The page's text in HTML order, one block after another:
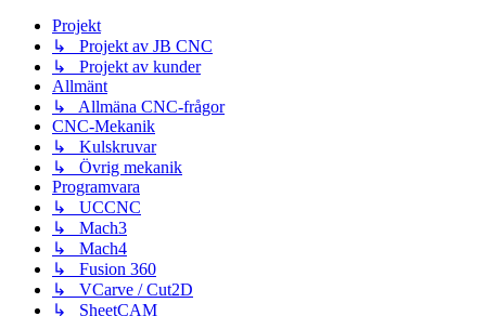
Projekt
↳ Projekt av JB CNC
↳ Projekt av kunder
Allmänt
↳ Allmäna CNC-frågor
CNC-Mekanik
↳ Kulskruvar
↳ Övrig mekanik
Programvara
↳ UCCNC
↳ Mach3
↳ Mach4
↳ Fusion 360
↳ VCarve / Cut2D
↳ SheetCAM